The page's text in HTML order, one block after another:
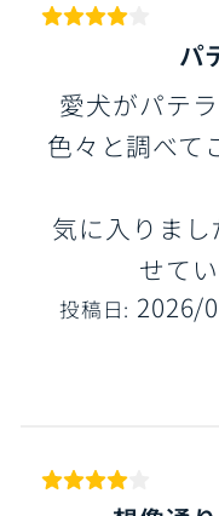
パ
愛犬がパテ
色々と調べて
気に入りま
せて
投稿日: 2026/